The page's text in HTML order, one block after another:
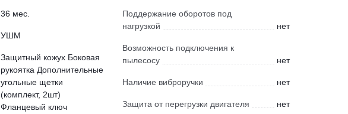
36 мес.
УШМ
Защитный кожух Боковая
рукоятка Дополнительные
угольные щетки
(комплект, 2шт)
Фланцевый ключ
Поддержание оборотов под
нагрузкой
нет
Возможность подключения к
пылесосу
нет
Наличие виброручки нет
Защита от перегрузки двигателя нет